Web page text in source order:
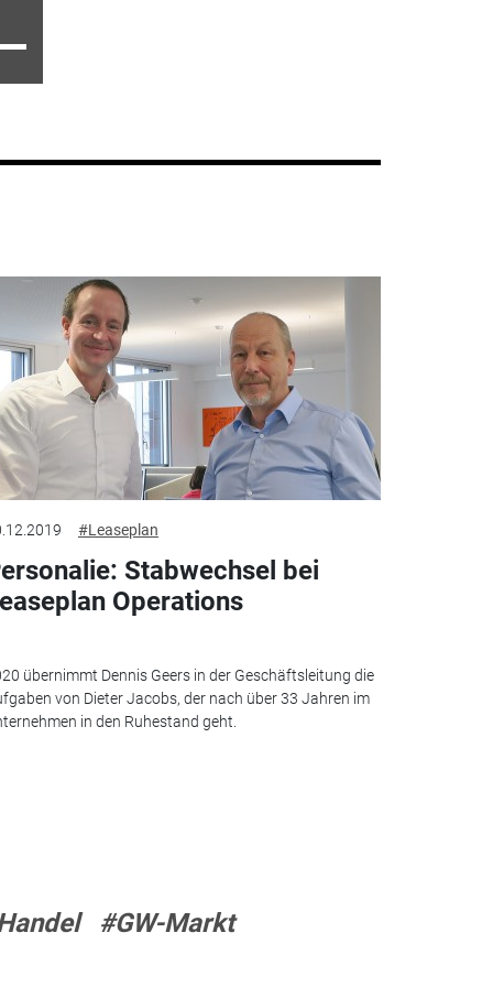
#Leaseplan
Stabwechsel bei
Operations
übernimmt Dennis Geers in der Geschäftsleitung die
von Dieter Jacobs, der nach über 33 Jahren im
in den Ruhestand geht.
#GW-Markt